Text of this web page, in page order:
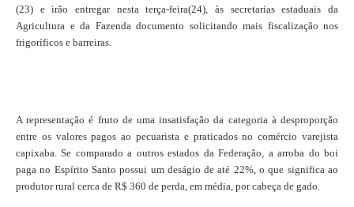
(23) e irão entregar nesta terça-feira(24), às secretarias estaduais da
Agricultura e da Fazenda documento solicitando mais fiscalização nos
frigoríficos e barreiras.
A representação é fruto de uma insatisfação da categoria à desproporção
entre os valores pagos ao pecuarista e praticados no comércio varejista
capixaba. Se comparado a outros estados da Federação, a arroba do boi
paga no Espírito Santo possui um deságio de até 22%, o que significa ao
produtor rural cerca de R$ 360 de perda, em média, por cabeça de gado.